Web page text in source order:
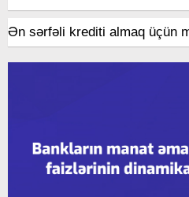
Ən sərfəli krediti almaq üçün